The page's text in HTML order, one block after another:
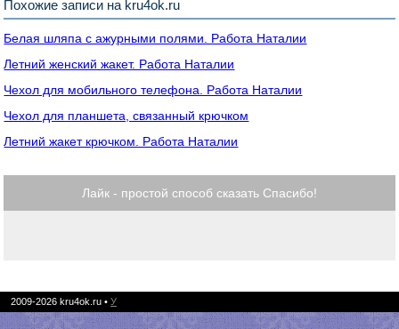
Похожие записи на kru4ok.ru
Белая шляпа с ажурными полями. Работа Наталии
Летний женский жакет. Работа Наталии
Чехол для мобильного телефона. Работа Наталии
Чехол для планшета, связанный крючком
Летний жакет крючком. Работа Наталии
Лайк - простой способ сказать Спасибо!
2009-2026 kru4ok.ru • У